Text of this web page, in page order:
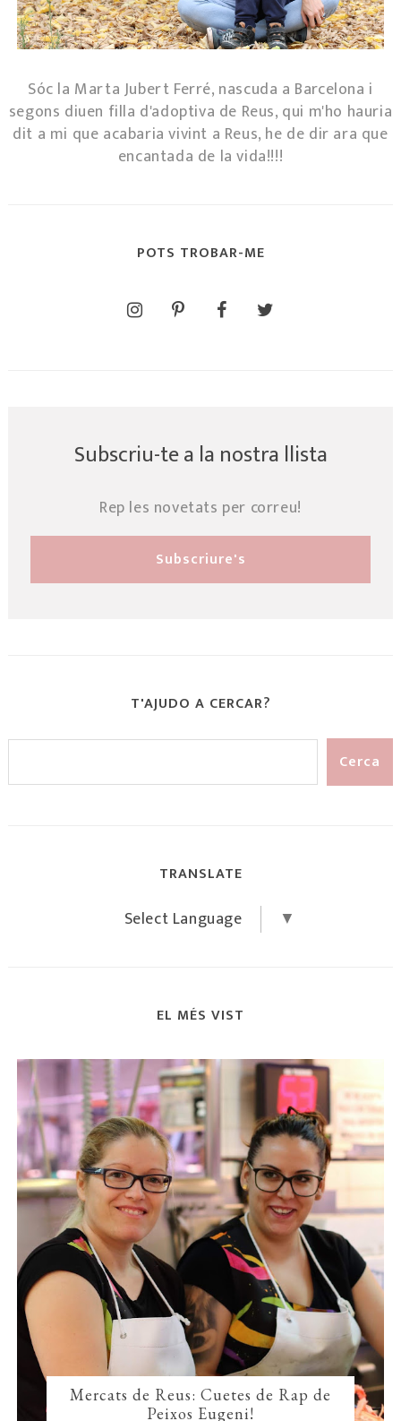
Sóc la Marta Jubert Ferré, nascuda a Barcelona i
segons diuen filla d'adoptiva de Reus, qui m'ho hauria
dit a mi que acabaria vivint a Reus, he de dir ara que
encantada de la vida!!!!
POTS TROBAR-ME
Subscriu-te a la nostra llista
Rep les novetats per correu!
T'AJUDO A CERCAR?
TRANSLATE
Select Language ▼
EL MÉS VIST
Mercats de Reus: Cuetes de Rap de
Peixos Eugeni!